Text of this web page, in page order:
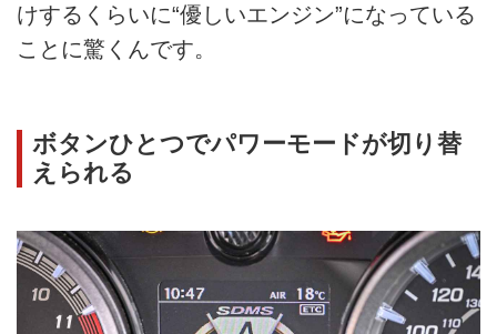
けするくらいに“優しいエンジン”になっている
ことに驚くんです。
ボタンひとつでパワーモードが切り替
えられる